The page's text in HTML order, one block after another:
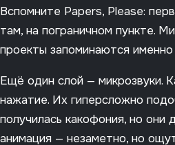
Вспомните Papers, Please:
там, на пограничном пункте.
проекты запоминаются именно
Ещё один слой — микрозвуки.
нажатие. Их гиперсложно
получилась какофония, но они
анимация — незаметно, но